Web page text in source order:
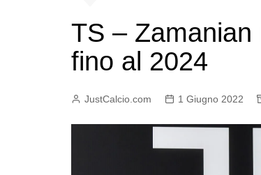
TS –
fino al 2024
JustCalcio.com 1 Giugno 2022